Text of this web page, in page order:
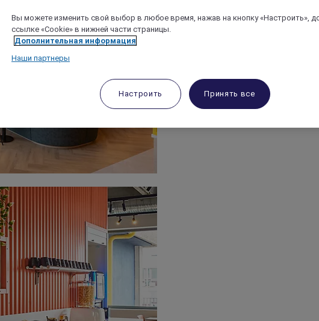
Вы можете изменить свой выбор в любое время, нажав на кнопку «Настроить»,
ссылке «Cookie» в нижней части страницы.
Дополнительная информация
Наши партнеры
Настроить Принять все